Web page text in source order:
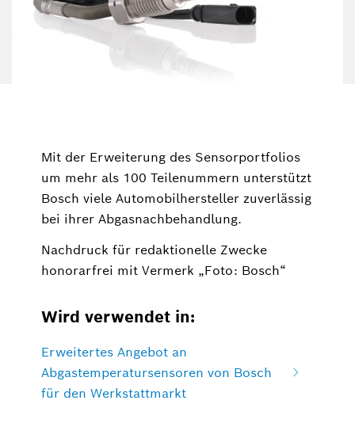
Mit der Erweiterung des Sensorportfolios
um mehr als 100 Teilenummern unterstützt
Bosch viele Automobilhersteller zuverlässig
bei ihrer Abgasnachbehandlung.
Nachdruck für redaktionelle Zwecke
honorarfrei mit Vermerk „Foto: Bosch“
Wird verwendet in:
Erweitertes Angebot an
Abgastemperatursensoren von Bosch
für den Werkstattmarkt